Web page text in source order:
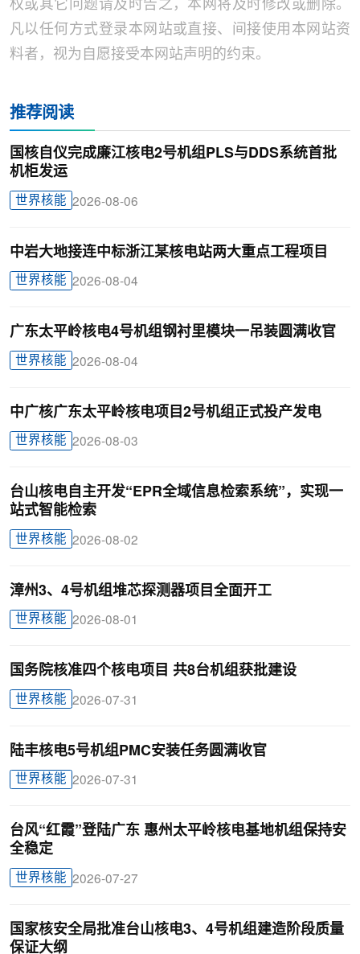
权或其它问题请及时告之，本网将及时修改或删除。
凡以任何方式登录本网站或直接、间接使用本网站资
料者，视为自愿接受本网站声明的约束。
推荐阅读
国核自仪完成廉江核电2号机组PLS与DDS系统首批
机柜发运
世界核能 2026-08-06
中岩大地接连中标浙江某核电站两大重点工程项目
世界核能 2026-08-04
广东太平岭核电4号机组钢衬里模块一吊装圆满收官
世界核能 2026-08-04
中广核广东太平岭核电项目2号机组正式投产发电
世界核能 2026-08-03
台山核电自主开发“EPR全域信息检索系统”，实现一
站式智能检索
世界核能 2026-08-02
漳州3、4号机组堆芯探测器项目全面开工
世界核能 2026-08-01
国务院核准四个核电项目 共8台机组获批建设
世界核能 2026-07-31
陆丰核电5号机组PMC安装任务圆满收官
世界核能 2026-07-31
台风“红霞”登陆广东 惠州太平岭核电基地机组保持安
全稳定
世界核能 2026-07-27
国家核安全局批准台山核电3、4号机组建造阶段质量
保证大纲